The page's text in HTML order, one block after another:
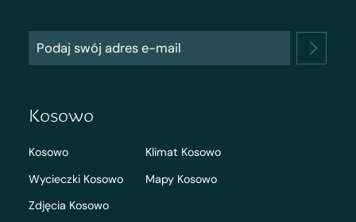
Kosowo
Kosowo
Wycieczki Kosowo
Zdjęcia Kosowo
Klimat Kosowo
Mapy Kosowo